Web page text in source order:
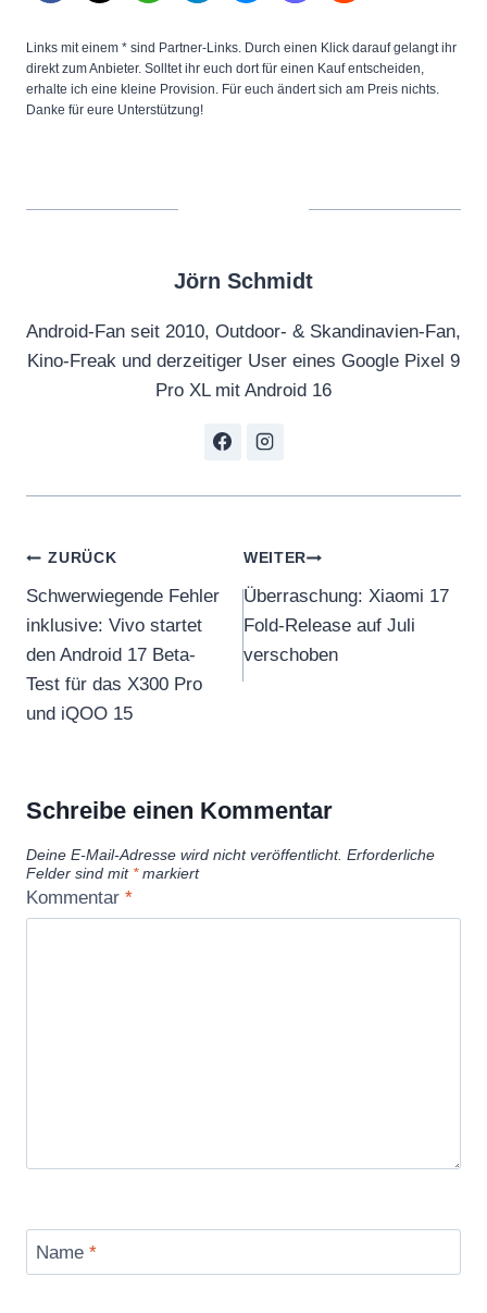
Links mit einem * sind Partner-Links. Durch einen Klick darauf gelangt ihr
direkt zum Anbieter. Solltet ihr euch dort für einen Kauf entscheiden,
erhalte ich eine kleine Provision. Für euch ändert sich am Preis nichts.
Danke für eure Unterstützung!
Jörn Schmidt
Android-Fan seit 2010, Outdoor- & Skandinavien-Fan,
Kino-Freak und derzeitiger User eines Google Pixel 9
Pro XL mit Android 16
Beitragsnavigation
ZURÜCK
Schwerwiegende Fehler
inklusive: Vivo startet
den Android 17 Beta-
Test für das X300 Pro
und iQOO 15
WEITER
Überraschung: Xiaomi 17
Fold-Release auf Juli
verschoben
Schreibe einen Kommentar
Deine E-Mail-Adresse wird nicht veröffentlicht. Erforderliche
Felder sind mit *markiert
Kommentar *
Name *